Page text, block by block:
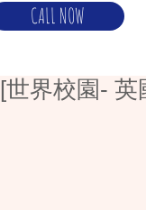
CALL NOW
[世界校園- 英